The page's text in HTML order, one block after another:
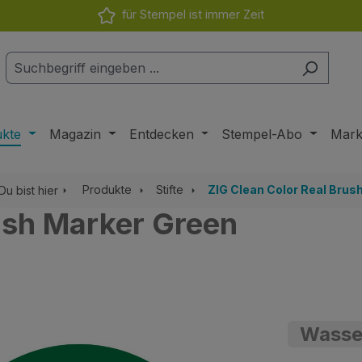
für Stempel ist immer Zeit
Magazin Entdecken Stempel-Abo
Du bist hier Produkte Stifte ZIG Clean Color Real Brush
Marker Green